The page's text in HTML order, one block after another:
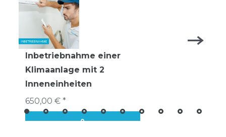
Inbetriebnahme einer
Klimaanlage mit 2
Inneneinheiten
650,00 € *